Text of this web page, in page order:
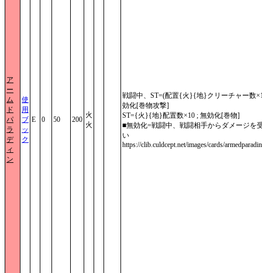
ア
ー
ム
ド
パ
ラ
デ
ィ
ン
使
用
ブ
ッ
ク
E 0 50 200
火
火
戦闘中、ST=(配置{火}{地}クリーチャー数
効化[巻物攻撃]
ST={火}{地}配置数×10 ; 無効化[巻物]
■無効化=戦闘中、戦闘相手からダメージを
い
https://clib.culdcept.net/images/cards/